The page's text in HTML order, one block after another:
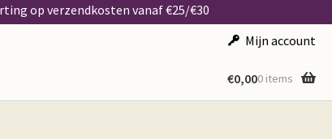
op verzendkosten vanaf €25/€30
Mijn account
€0,000 items